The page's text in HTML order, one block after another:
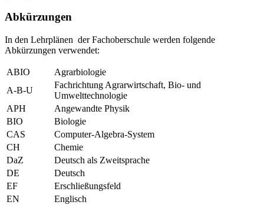
Abkürzungen
In den Lehrplänen der Fachoberschule werden folgende
Abkürzungen verwendet:
ABIO
Agrarbiologie
A-B-U
Fachrichtung Agrarwirtschaft, Bio- und
Umwelttechnologie
APH
Angewandte Physik
BIO
Biologie
CAS
Computer-Algebra-System
CH
Chemie
DaZ
Deutsch als Zweitsprache
DE
Deutsch
EF
Erschließungsfeld
EN
Englisch